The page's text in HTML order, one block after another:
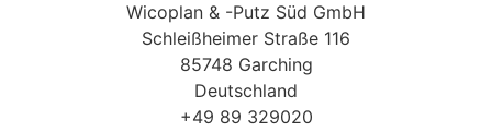
Wicoplan & -Putz Süd GmbH
Schleißheimer Straße 116
85748 Garching
Deutschland
+49 89 329020